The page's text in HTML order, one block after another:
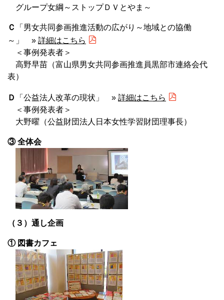
グループ女綱～ストップＤＶとやま～
Ｃ
「男女共同参画推進活動の広がり～地域との協働
～」 » 詳細はこちら
＜事例発表者＞
高野早苗（富山県男女共同参画推進員黒部市連絡会代
表）
Ｄ 「公益法人改革の現状」 » 詳細はこちら
＜事例発表者＞
大野曜（公益財団法人日本女性学習財団理事長）
③ 全体会
（３）通し企画
① 図書カフェ